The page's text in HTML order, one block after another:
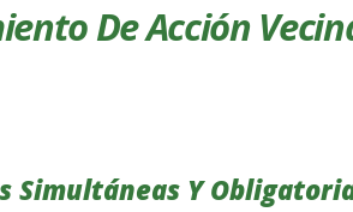
De Acción
Simultáneas Y